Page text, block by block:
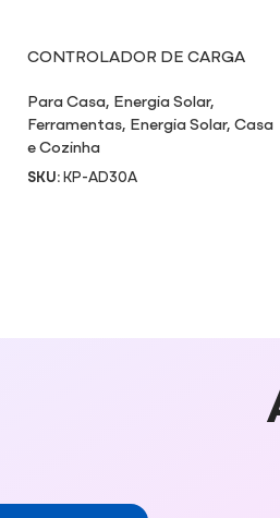
CONTROLADOR DE CARGA
Para Casa, Energia Solar,
Ferramentas, Energia Solar,Casa
e Cozinha
SKU:KP-AD30A